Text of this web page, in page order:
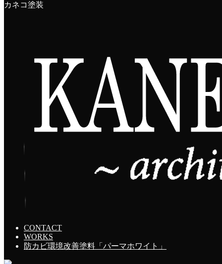
カネコ塗装
CONTACT
WORKS
防カビ環境改善塗料「パーマホワイト」
「パーマホワイト」を使った防カビ施
工事業を開始
2021年11月1日
「パーマホワイト」 を使った 防カビ施工事業
を開始しまし
塗面が透過性能に優れているため、水分が建材に蓄積し難く
お困りの際は是非、ご連絡ください。